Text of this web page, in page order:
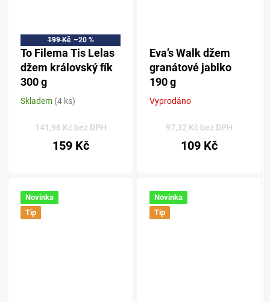
199 Kč –20 %
To Filema Tis Lelas
džem královský fík
300 g
Průměrné
produktu
Skladem (4 ks)
141,96 Kč bez DPH
159 Kč
Eva’s Walk džem
granátové jablko
190 g
Průměrné
produktu
Vyprodáno
97,32 Kč bez DPH
109 Kč
Novinka
Tip
Novinka
Tip